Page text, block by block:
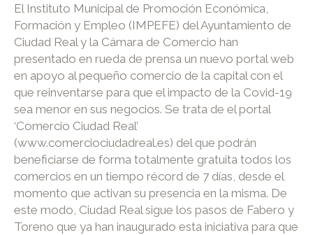
El Instituto Municipal de Promoción Económica,
Formación y Empleo (IMPEFE) del Ayuntamiento de
Ciudad Real y la Cámara de Comercio han
presentado en rueda de prensa un nuevo portal web
en apoyo al pequeño comercio de la capital con el
que reinventarse para que el impacto de la Covid-19
sea menor en sus negocios. Se trata de el portal
‘Comercio Ciudad Real’
(www.comerciociudadreal.es) del que podrán
beneficiarse de forma totalmente gratuita todos los
comercios en un tiempo récord de 7 días, desde el
momento que activan su presencia en la misma. De
este modo, Ciudad Real sigue los pasos de Fabero y
Toreno que ya han inaugurado esta iniciativa para que